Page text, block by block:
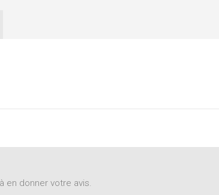
en donner votre avis.